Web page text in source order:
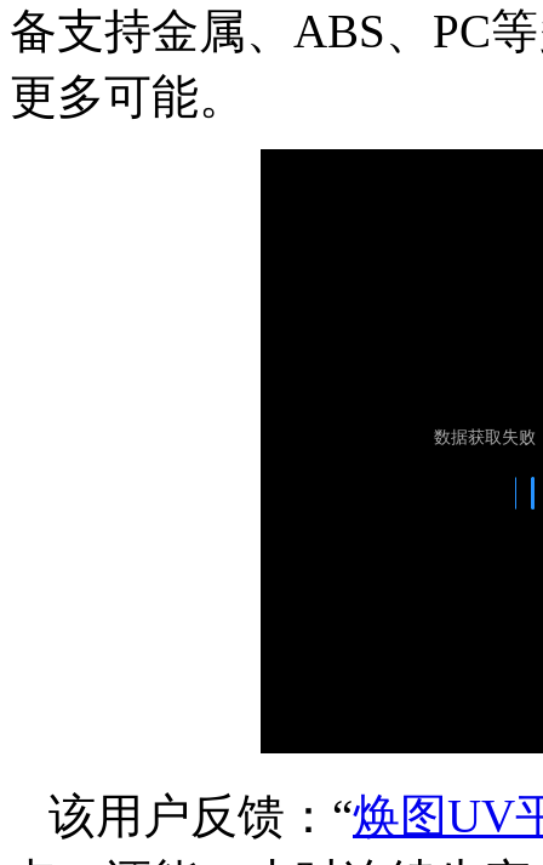
备支持金属、ABS、PC
更多可能。
该用户反馈：“焕图UV